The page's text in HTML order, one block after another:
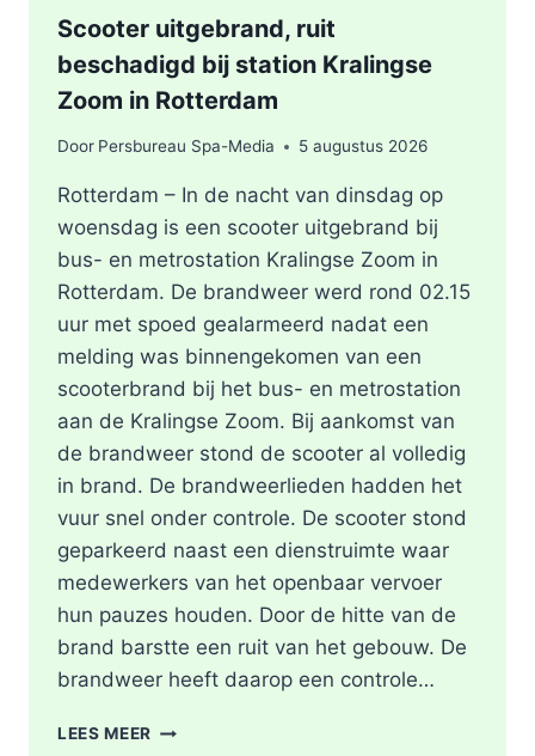
Scooter uitgebrand, ruit
beschadigd bij station Kralingse
Zoom in Rotterdam
Door Persbureau Spa-Media 5 augustus 2026
Rotterdam – In de nacht van dinsdag op
woensdag is een scooter uitgebrand bij
bus- en metrostation Kralingse Zoom in
Rotterdam. De brandweer werd rond 02.15
uur met spoed gealarmeerd nadat een
melding was binnengekomen van een
scooterbrand bij het bus- en metrostation
aan de Kralingse Zoom. Bij aankomst van
de brandweer stond de scooter al volledig
in brand. De brandweerlieden hadden het
vuur snel onder controle. De scooter stond
geparkeerd naast een dienstruimte waar
medewerkers van het openbaar vervoer
hun pauzes houden. Door de hitte van de
brand barstte een ruit van het gebouw. De
brandweer heeft daarop een controle…
LEES MEER SCOOTER